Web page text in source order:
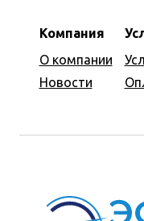
Компания
О компании
Новости